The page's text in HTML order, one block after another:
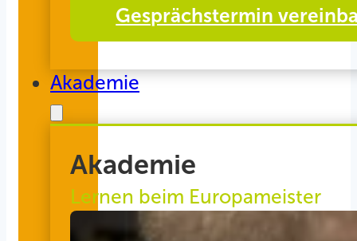
Gesprächstermin
Akademie
Akademie
Lernen beim Europameister